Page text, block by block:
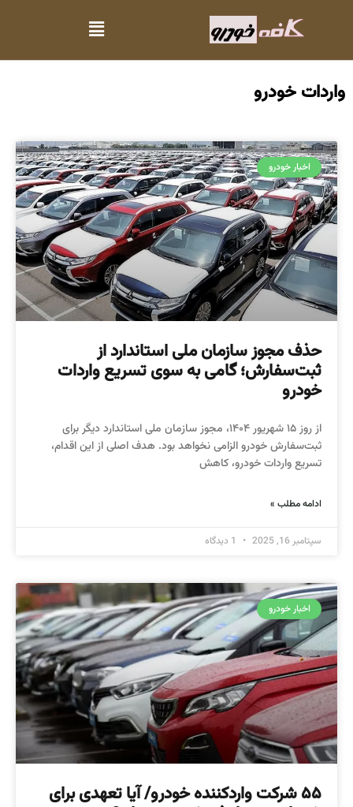
واردات خودرو
اخبار خودرو
حذف مجوز سازمان ملی استاندارد از
ثبت‌سفارش؛ گامی به سوی تسریع واردات
خودرو
از روز ۱۵ شهریور ۱۴۰۴، مجوز سازمان ملی استاندارد دیگر برای
ثبت‌سفارش خودرو الزامی نخواهد بود. هدف اصلی از این اقدام،
تسریع واردات خودرو، کاهش
ادامه مطلب »
سپتامبر 16, 2025
اخبار خودرو
۵۵ شرکت واردکننده خودرو/ آیا تعهدی برای